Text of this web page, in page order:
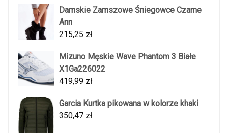
Damskie Zamszowe Śniegowce Czarne
Ann
215,25 zł
Mizuno Męskie Wave Phantom 3 Białe
X1Ga226022
419,99 zł
Garcia Kurtka pikowana w kolorze khaki
350,47 zł